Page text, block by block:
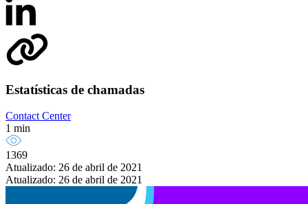
Estatísticas de chamadas
Contact Center
1 min
1369
Atualizado: 26 de abril de 2021
Atualizado: 26 de abril de 2021